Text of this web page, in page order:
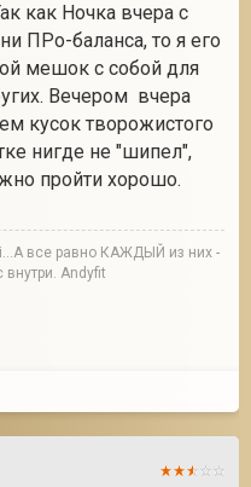
как Ночка вчера с
ПРо-баланса, то я его
мешок с собой для
Вечером вчера
кусок творожистого
нигде не "шипел",
пройти хорошо.
все равно КАЖДЫЙ из них -
Andyfit